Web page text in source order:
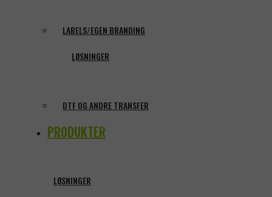
LØSNINGER
PRODUKTER
LABELS/EGEN BRANDING
DTF OG ANDRE TRANSFER
LØSNINGER